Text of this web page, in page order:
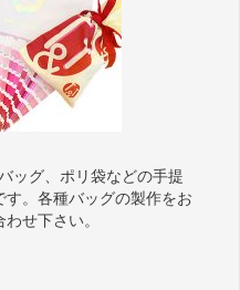
ッグ、ポリ袋などの手提
。各種バッグの製作をお
せ下さい。